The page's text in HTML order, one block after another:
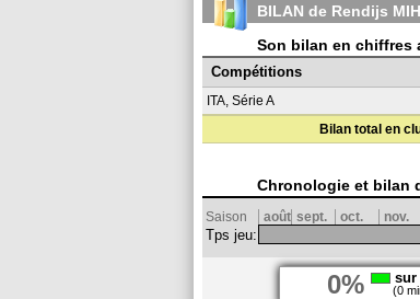
BILAN de Rendijs
Son bilan en chiffres
Compétitions
ITA, Série A
Bilan total en
Chronologie et bilan
Saison août sept. oct. nov.
Tps jeu:
0% sur
(0